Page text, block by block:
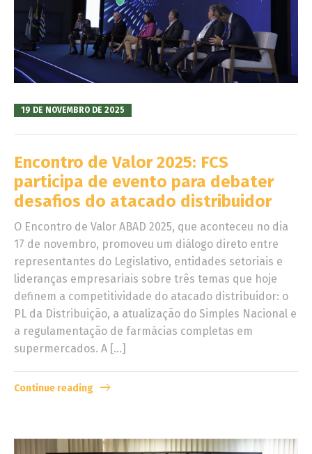
19 DE NOVEMBRO DE 2025
Encontro de Valor 2025: FCS
participa de evento para debater
desafios do atacado distribuidor
O Encontro de Valor ABAD 2025, que aconteceu no dia
17 de novembro, promoveu um diálogo direto entre
representantes do Legislativo, entidades setoriais e
lideranças empresariais sobre três temas que hoje
definem a competitividade do atacado distribuidor: o
PL da Distribuição, a atualização do Simples Nacional e
a regulamentação de farmácias completas em
supermercados. A […]
Continue reading